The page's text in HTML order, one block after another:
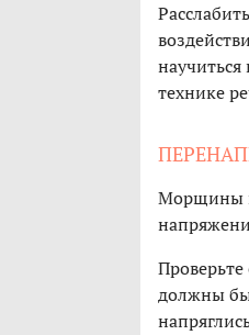
технике
Морщины
должны